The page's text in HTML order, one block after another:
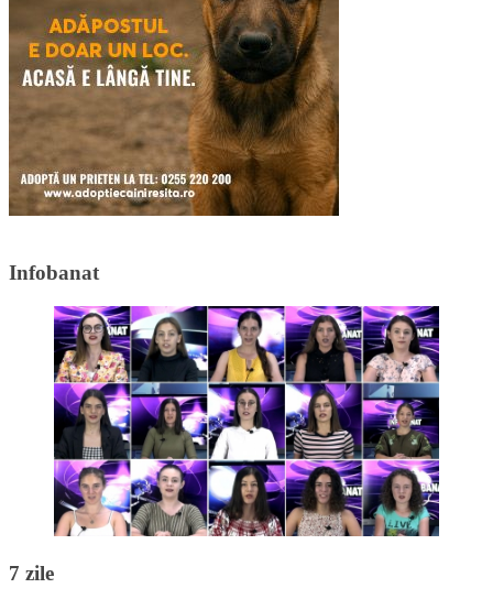
Infobanat
7 zile